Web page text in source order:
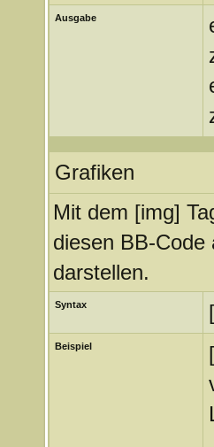
Ausgabe
Grafiken
Mit dem [img]
diesen BB-Code
darstellen.
Syntax
Beispiel